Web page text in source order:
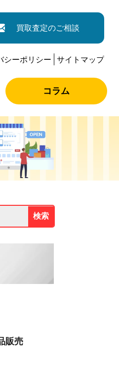
買取査定のご相談
シーポリシー サイトマップ
コラム
検索
販売